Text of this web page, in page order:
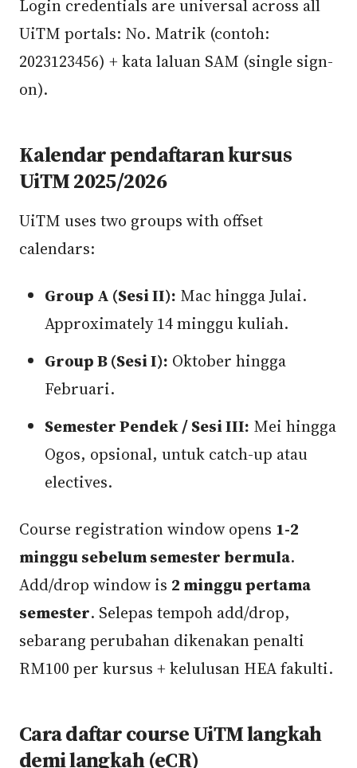
Login credentials are universal across all
UiTM portals: No. Matrik (contoh:
2023123456) + kata laluan SAM (single sign-
on).
Kalendar pendaftaran kursus
UiTM 2025/2026
UiTM uses two groups with offset
calendars:
Group A (Sesi II): Mac hingga Julai.
Approximately 14 minggu kuliah.
Group B (Sesi I): Oktober hingga
Februari.
Semester Pendek / Sesi III: Mei hingga
Ogos, opsional, untuk catch-up atau
electives.
Course registration window opens 1-2
minggu sebelum semester bermula.
Add/drop window is 2 minggu pertama
semester. Selepas tempoh add/drop,
sebarang perubahan dikenakan penalti
RM100 per kursus + kelulusan HEA fakulti.
Cara daftar course UiTM langkah
demi langkah (eCR)